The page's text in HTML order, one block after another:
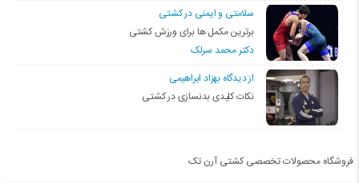
سلامتی و ایمنی در کشتی
برترین مکمل ها برای ورزش کشتی
دکتر محمد سرلک
از دیدگاه بهزاد ابراهیمی
نکات کلیدی بدنسازی در کشتی
فروشگاه محصولات تخصصی کشتی آرن تک